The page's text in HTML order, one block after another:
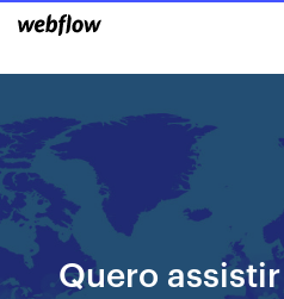
Quero